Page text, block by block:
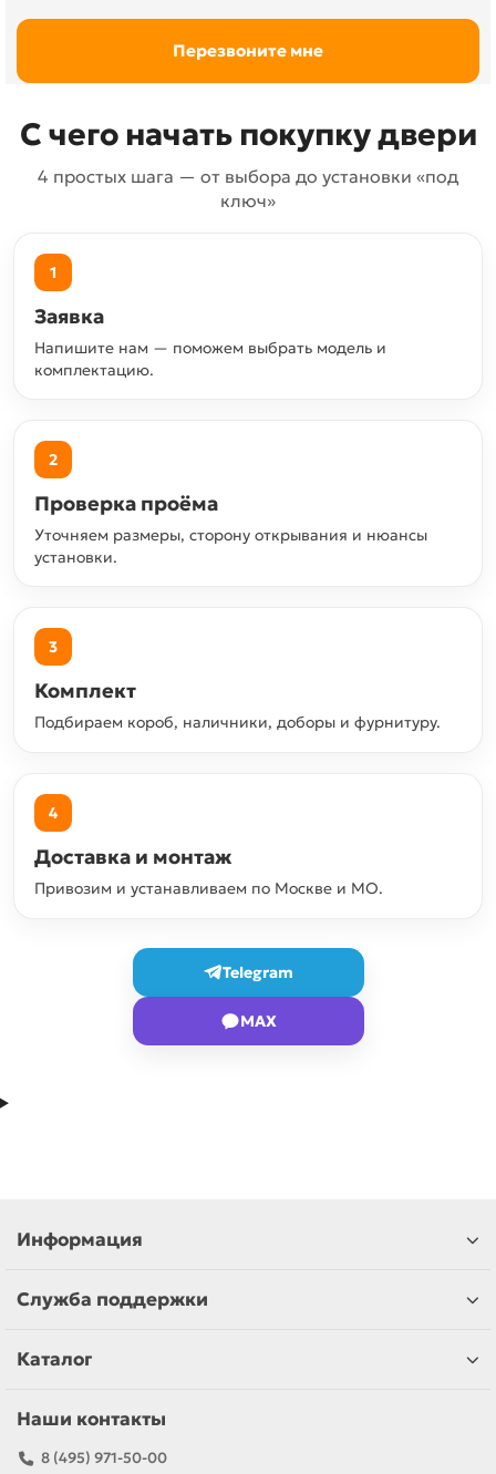
С чего начать покупку двери
4 простых шага — от выбора до установки «под
ключ»
1
Заявка
Напишите нам — поможем выбрать модель и
комплектацию.
2
Проверка проёма
Уточняем размеры, сторону открывания и нюансы
установки.
3
Комплект
Подбираем короб, наличники, доборы и фурнитуру.
4
Доставка и монтаж
Привозим и устанавливаем по Москве и МО.
Telegram
MAX
Информация
Служба поддержки
Каталог
Наши контакты
8 (495) 971-50-00